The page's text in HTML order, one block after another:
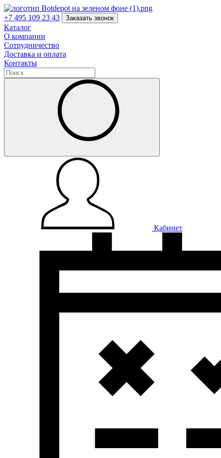
+7 495 109 23 43 Заказать звонок
Каталог
О компании
Сотрудничество
Доставка и оплата
Контакты
Кабинет